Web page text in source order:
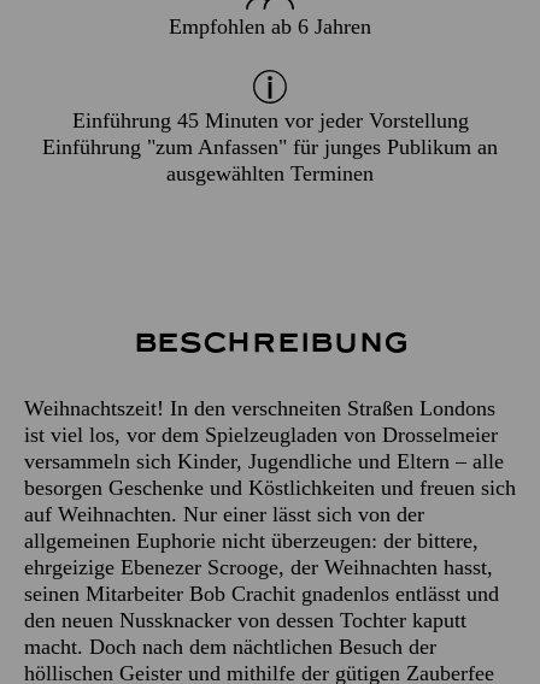
Empfohlen ab 6 Jahren
Einführung 45 Minuten vor jeder Vorstellung
Einführung "zum Anfassen" für junges Publikum an
ausgewählten Terminen
Beschreibung
Weihnachtszeit! In den verschneiten Straßen Londons
ist viel los, vor dem Spielzeugladen von Drosselmeier
versammeln sich Kinder, Jugendliche und Eltern – alle
besorgen Geschenke und Köstlichkeiten und freuen sich
auf Weihnachten. Nur einer lässt sich von der
allgemeinen Euphorie nicht überzeugen: der bittere,
ehrgeizige Ebenezer Scrooge, der Weihnachten hasst,
seinen Mitarbeiter Bob Crachit gnadenlos entlässt und
den neuen Nussknacker von dessen Tochter kaputt
macht. Doch nach dem nächtlichen Besuch der
höllischen Geister und mithilfe der gütigen Zauberfee